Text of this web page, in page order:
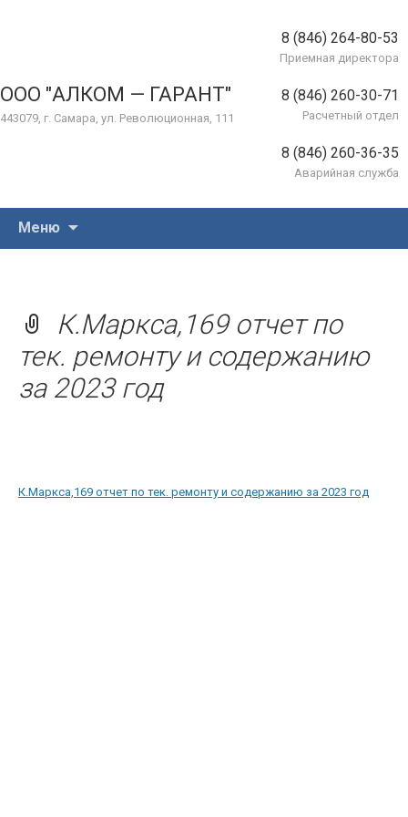
ООО "АЛКОМ — ГАРАНТ"
443079, г. Самара, ул. Революционная, 111
8 (846) 264-80-53
Приемная директора
8 (846) 260-30-71
Расчетный отдел
8 (846) 260-36-35
Аварийная служба
Меню
К.Маркса,169 отчет по
тек. ремонту и содержанию
за 2023 год
К.Маркса,169 отчет по тек. ремонту и содержанию за 2023 год